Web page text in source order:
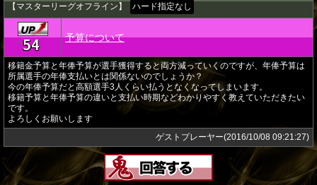
【マスターリーグオフライン】
ハード指定なし
★54 予算について
移籍金予算と年俸予算が選手獲得すると両方減っていくのですが、年俸予算は
所属選手の年俸支払いとは関係ないのでしょうか？
今の年俸予算だと高額選手3人くらい払うとなくなってしまいます。
移籍予算と年俸予算の違いと支払い時期などわかりやすく教えていただきたい
です。
よろしくお願いします
ゲストプレーヤー(2016/10/08 09:21:27)